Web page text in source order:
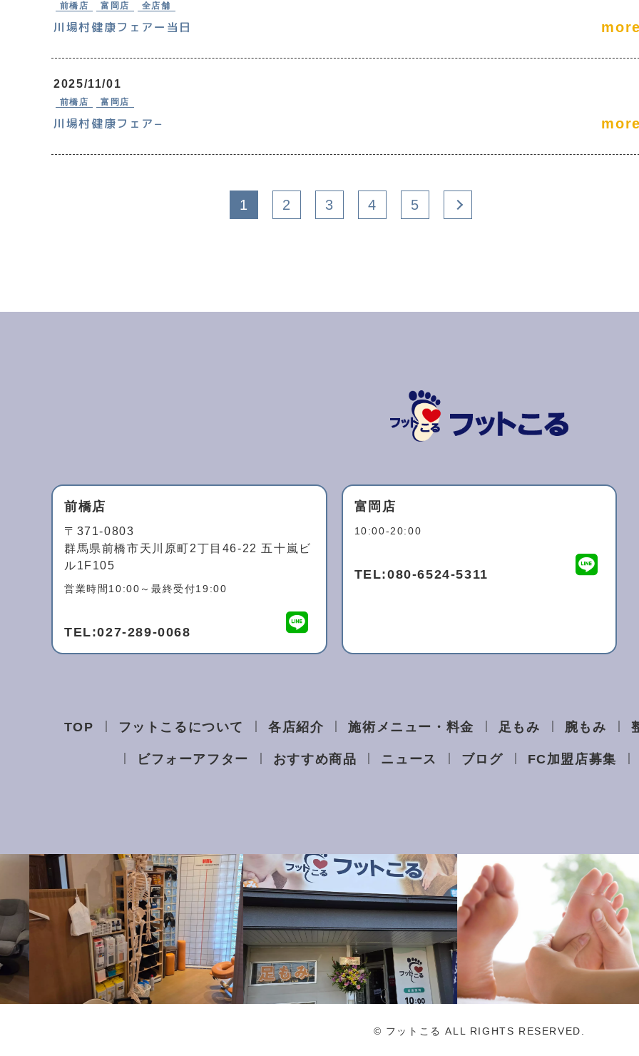
前橋店 富岡店 全店舗
川場村健康フェアー当日
2025/11/01
前橋店 富岡店
川場村健康フェア−
1 2 3 4 5
前橋店
〒371-0803
群馬県前橋市天川原町2丁目46-22 五十嵐ビ
ル1F105
営業時間10:00～最終受付19:00
TEL:027-289-0068
富岡店
10:00-20:00
TEL:080-6524-5311
TOP フットこるについて 各店紹介 施術メニュー・料金 足もみ 腕もみ
ビフォーアフター おすすめ商品 ニュース ブログ FC加盟店募集
© フットこる ALL RIGHTS RESERVED.